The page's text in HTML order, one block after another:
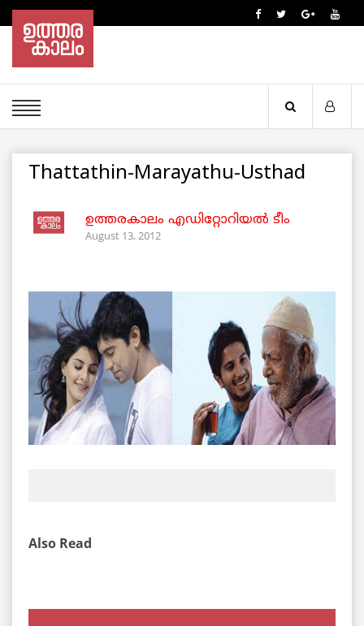
Thattathin-Marayathu-Usthad
ഉത്തരകാലം എഡിറ്റോറിയല്‍ ടീം
August 13, 2012
Also Read